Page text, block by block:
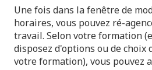
Une fois dans la fenêtre de
horaires, vous pouvez ré-
travail. Selon votre formation
disposez d'options ou de choix
votre formation), vous pouvez